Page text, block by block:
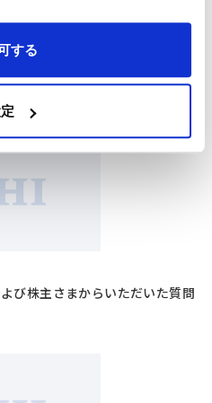
する
社における不適切行為について
び株主さまからいただいた質問